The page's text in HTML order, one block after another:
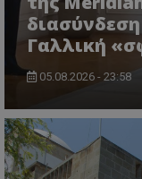
Γαλλική
05.08.2026 - 23:58